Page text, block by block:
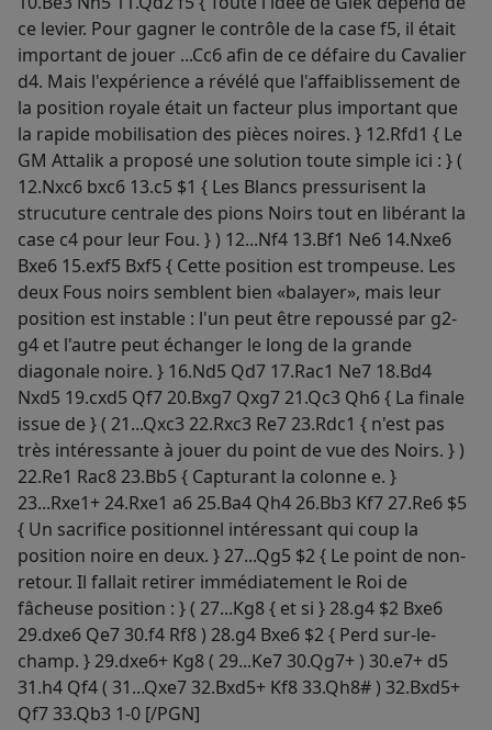
ce levier. Pour gagner le contrôle de la case f5, il était
important de jouer ...Cc6 afin de ce défaire du Cavalier
d4. Mais l'expérience a révélé que l'affaiblissement de
la position royale était un facteur plus important que
la rapide mobilisation des pièces noires. } 12.Rfd1 { Le
GM Attalik a proposé une solution toute simple ici : } (
12.Nxc6 bxc6 13.c5 $1 { Les Blancs pressurisent la
strucuture centrale des pions Noirs tout en libérant la
case c4 pour leur Fou. } ) 12...Nf4 13.Bf1 Ne6 14.Nxe6
Bxe6 15.exf5 Bxf5 { Cette position est trompeuse. Les
deux Fous noirs semblent bien «balayer», mais leur
position est instable : l'un peut être repoussé par g2-
g4 et l'autre peut échanger le long de la grande
diagonale noire. } 16.Nd5 Qd7 17.Rac1 Ne7 18.Bd4
Nxd5 19.cxd5 Qf7 20.Bxg7 Qxg7 21.Qc3 Qh6 { La finale
issue de } ( 21...Qxc3 22.Rxc3 Re7 23.Rdc1 { n'est pas
très intéressante à jouer du point de vue des Noirs. } )
22.Re1 Rac8 23.Bb5 { Capturant la colonne e. }
23...Rxe1+ 24.Rxe1 a6 25.Ba4 Qh4 26.Bb3 Kf7 27.Re6 $5
{ Un sacrifice positionnel intéressant qui coup la
position noire en deux. } 27...Qg5 $2 { Le point de non-
retour. Il fallait retirer immédiatement le Roi de
fâcheuse position : } ( 27...Kg8 { et si } 28.g4 $2 Bxe6
29.dxe6 Qe7 30.f4 Rf8 ) 28.g4 Bxe6 $2 { Perd sur-le-
champ. } 29.dxe6+ Kg8 ( 29...Ke7 30.Qg7+ ) 30.e7+ d5
31.h4 Qf4 ( 31...Qxe7 32.Bxd5+ Kf8 33.Qh8# ) 32.Bxd5+
Qf7 33.Qb3 1-0 [/PGN]